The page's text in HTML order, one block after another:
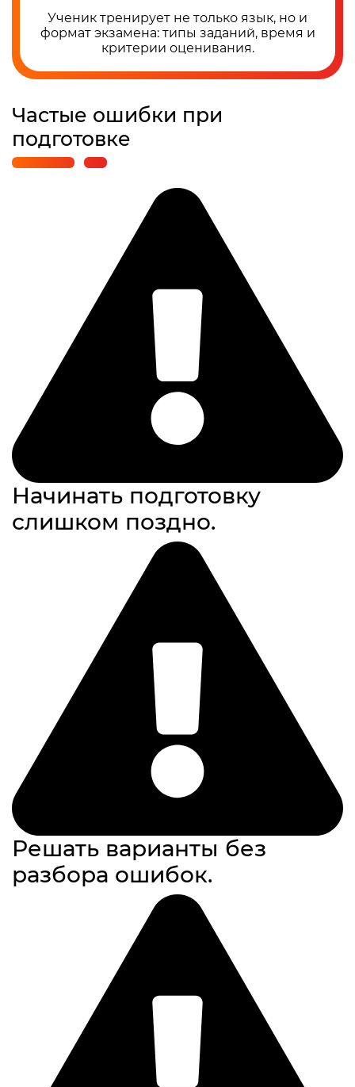
Ученик тренирует не только язык, но и
формат экзамена: типы заданий, время и
критерии оценивания.
Частые ошибки при
подготовке
Начинать подготовку
слишком поздно.
Решать варианты без
разбора ошибок.